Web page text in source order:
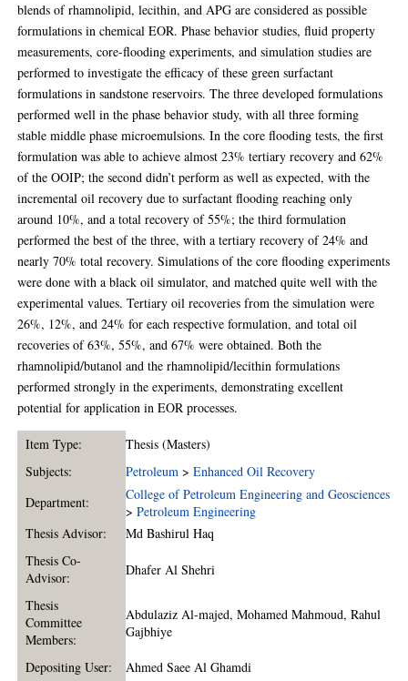
blends of rhamnolipid, lecithin, and APG are considered as possible
formulations in chemical EOR. Phase behavior studies, fluid property
measurements, core-flooding experiments, and simulation studies are
performed to investigate the efficacy of these green surfactant
formulations in sandstone reservoirs. The three developed formulations
performed well in the phase behavior study, with all three forming
stable middle phase microemulsions. In the core flooding tests, the first
formulation was able to achieve almost 23% tertiary recovery and 62%
of the OOIP; the second didn’t perform as well as expected, with the
incremental oil recovery due to surfactant flooding reaching only
around 10%, and a total recovery of 55%; the third formulation
performed the best of the three, with a tertiary recovery of 24% and
nearly 70% total recovery. Simulations of the core flooding experiments
were done with a black oil simulator, and matched quite well with the
experimental values. Tertiary oil recoveries from the simulation were
26%, 12%, and 24% for each respective formulation, and total oil
recoveries of 63%, 55%, and 67% were obtained. Both the
rhamnolipid/butanol and the rhamnolipid/lecithin formulations
performed strongly in the experiments, demonstrating excellent
potential for application in EOR processes.
Item Type:
Thesis (Masters)
Subjects:
Petroleum >Enhanced Oil Recovery
Department:
College of Petroleum Engineering and Geosciences
>Petroleum Engineering
Thesis Advisor:
Md Bashirul Haq
Thesis Co-
Advisor:
Dhafer Al Shehri
Thesis
Committee
Members:
Abdulaziz Al-majed,Mohamed Mahmoud,Rahul
Gajbhiye
Depositing User: Ahmed Saee Al Ghamdi